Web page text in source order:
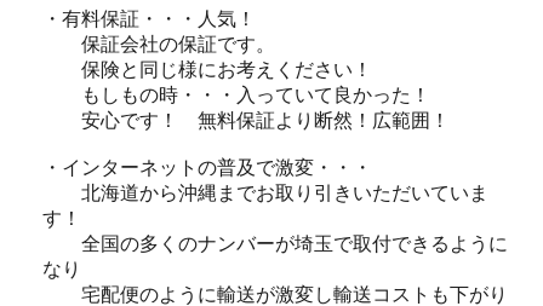
・有料保証・・・人気！
保証会社の保証です。
保険と同じ様にお考えください！
もしもの時・・・入っていて良かった！
安心です！ 無料保証より断然！広範囲！
・インターネットの普及で激変・・・
北海道から沖縄までお取り引きいただいていま
す！
全国の多くのナンバーが埼玉で取付できるように
なり
宅配便のように輸送が激変し輸送コストも下がり